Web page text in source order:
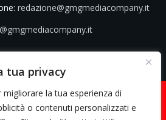
tua privacy
la tua esperienza di
o contenuti personalizzati e
redazione@gmgmediacompany.it